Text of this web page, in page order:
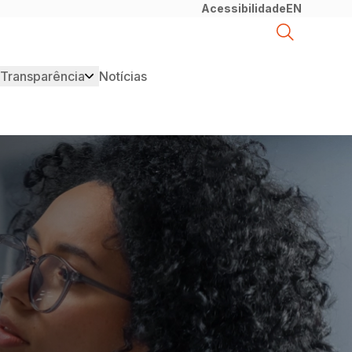
AcessibilidadeEN
Transparência Notícias